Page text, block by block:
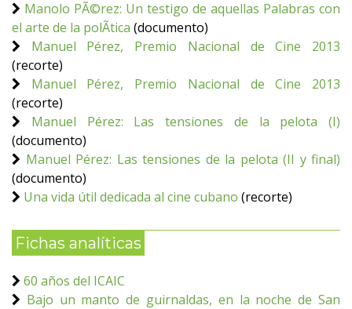
Manolo PÃ©rez: Un testigo de aquellas Palabras con
el arte de la polÃ­tica (documento)
Manuel Pérez, Premio Nacional de Cine 2013
(recorte)
Manuel Pérez, Premio Nacional de Cine 2013
(recorte)
Manuel Pérez: Las tensiones de la pelota (I)
(documento)
Manuel Pérez: Las tensiones de la pelota (II y final)
(documento)
Una vida útil dedicada al cine cubano (recorte)
Fichas analíticas
60 años del ICAIC
Bajo un manto de guirnaldas, en la noche de San